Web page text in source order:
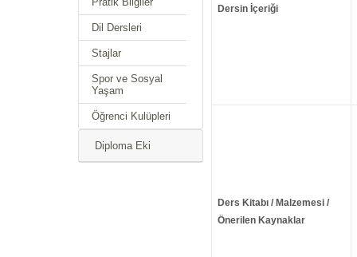
Dil Dersleri
Stajlar
Spor ve Sosyal
Yaşam
Öğrenci Kulüpleri
Diploma Eki
Dersin İçeriği
Ders Kitabı / Malzemesi /
Önerilen Kaynaklar